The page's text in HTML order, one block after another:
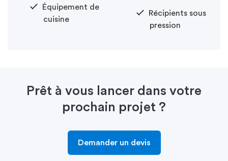
Équipement de
cuisine
Récipients sous
pression
Prêt à vous lancer dans votre
prochain projet ?
Demander un devis